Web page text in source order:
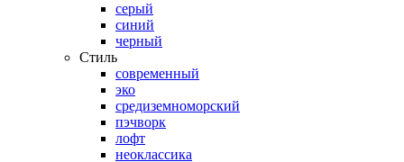
серый
синий
черный
Стиль
современный
эко
средиземноморский
пэчворк
лофт
неоклассика